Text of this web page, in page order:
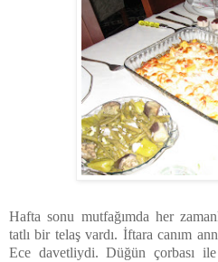
Hafta sonu mutfağımda her
tatlı bir telaş vardı. İftara canım
Ece davetliydi. Düğün çorbası ile